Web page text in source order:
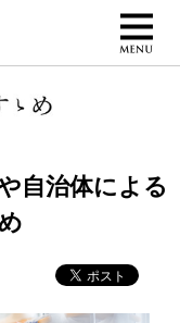
自治体による